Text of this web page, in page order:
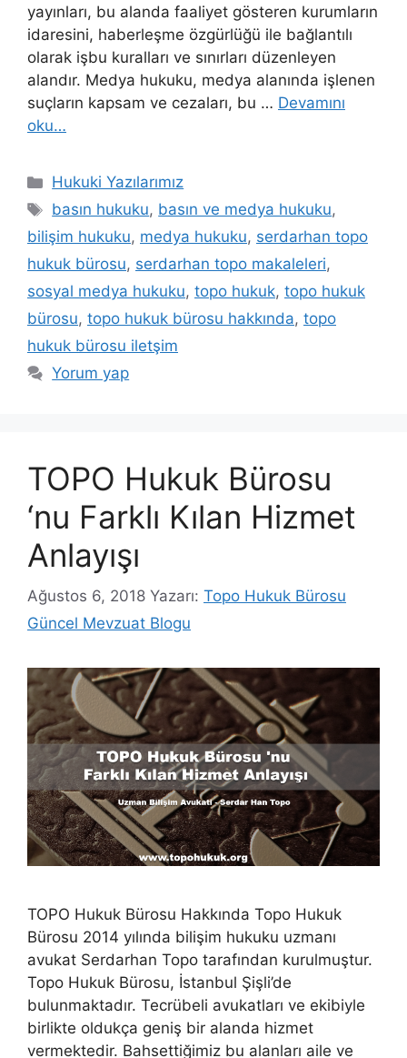
yayınları, bu alanda faaliyet gösteren kurumların
idaresini, haberleşme özgürlüğü ile bağlantılı
olarak işbu kuralları ve sınırları düzenleyen
alandır. Medya hukuku, medya alanında işlenen
suçların kapsam ve cezaları, bu … Devamını
oku…
Kategoriler
Hukuki Yazılarımız
Etiketler
basın hukuku, basın ve medya hukuku,
bilişim hukuku, medya hukuku, serdarhan topo
hukuk bürosu, serdarhan topo makaleleri,
sosyal medya hukuku, topo hukuk, topo hukuk
bürosu, topo hukuk bürosu hakkında, topo
hukuk bürosu iletşim
Yorum yap
TOPO Hukuk Bürosu
‘nu Farklı Kılan Hizmet
Anlayışı
Ağustos 6, 2018 Yazarı: Topo Hukuk Bürosu
Güncel Mevzuat Blogu
TOPO Hukuk Bürosu Hakkında Topo Hukuk
Bürosu 2014 yılında bilişim hukuku uzmanı
avukat Serdarhan Topo tarafından kurulmuştur.
Topo Hukuk Bürosu, İstanbul Şişli’de
bulunmaktadır. Tecrübeli avukatları ve ekibiyle
birlikte oldukça geniş bir alanda hizmet
vermektedir. Bahsettiğimiz bu alanları aile ve